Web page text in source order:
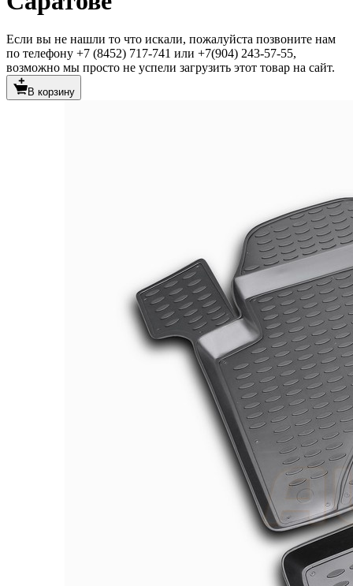
Если вы не нашли то что искали, пожалуйста позвоните нам
по телефону +7 (8452) 717-741 или +7(904) 243-57-55,
возможно мы просто не успели загрузить этот товар на сайт.
В корзину